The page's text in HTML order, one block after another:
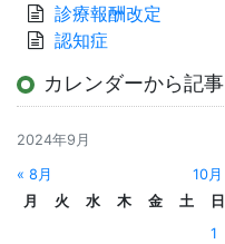
診療報酬改定
認知症
カレンダーから記
2024年9月
« 8月
10月
月
火 水 木 金 土
日
1